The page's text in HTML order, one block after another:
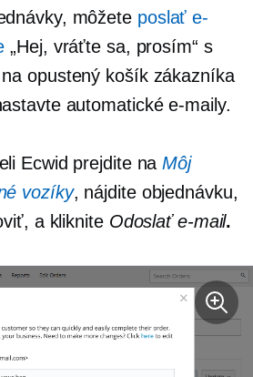
môžete poslať e-
„Hej, vráťte sa, prosím“ s
opustený košík zákazníka
automatické e-maily.
Ecwid prejdite naMôj
vozíky, nájdite objednávku,
a kliknite Odoslať e-mail.